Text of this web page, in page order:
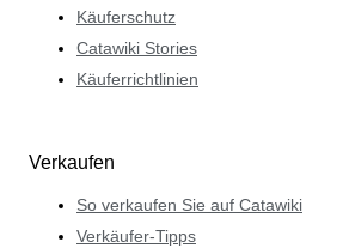
Käuferschutz
Catawiki Stories
Käuferrichtlinien
Verkaufen
So verkaufen Sie auf Catawiki
Verkäufer-Tipps